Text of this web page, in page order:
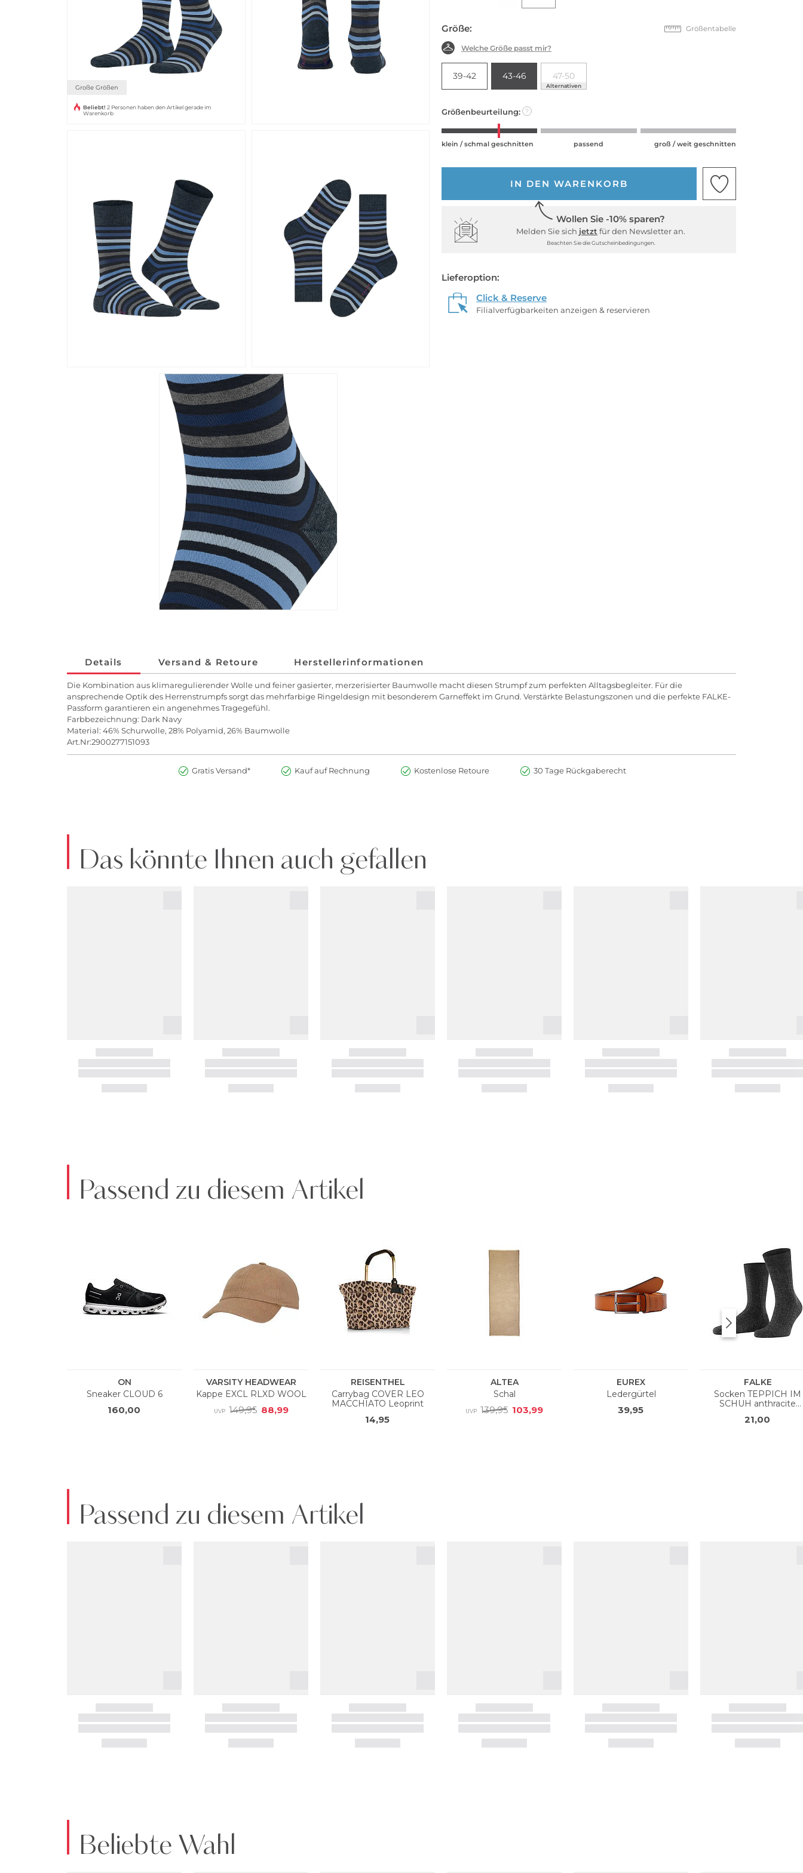
Große Größen
Beliebt! 2 Personen haben den Artikel gerade im
Warenkorb
Größe: Größentabelle
Welche Größe passt mir?
39-42 43-46 47-50
Alternativen
Größenbeurteilung: ?
klein / schmal geschnitten passend groß / weit geschnitten
IN DEN WARENKORB
Wollen Sie -10% sparen?
Melden Sie sich jetzt für den Newsletter an.
Beachten Sie die Gutscheinbedingungen.
Lieferoption:
Click & Reserve
Filialverfügbarkeiten anzeigen & reservieren
Details Versand & Retoure Herstellerinformationen
Die Kombination aus klimaregulierender Wolle und feiner gasierter, merzerisierter Baumwolle macht diesen Strumpf zum perfekten Alltagsbegleiter. Für die
ansprechende Optik des Herrenstrumpfs sorgt das mehrfarbige Ringeldesign mit besonderem Garneffekt im Grund. Verstärkte Belastungszonen und die perfekte FALKE-
Passform garantieren ein angenehmes Tragegefühl.
Farbbezeichnung: Dark Navy
Material: 46% Schurwolle, 28% Polyamid, 26% Baumwolle
Art.Nr:2900277151093
Gratis Versand* Kauf auf Rechnung Kostenlose Retoure 30 Tage Rückgaberecht
Das könnte Ihnen auch gefallen
Passend zu diesem Artikel
Passend zu diesem Artikel
Beliebte Wahl